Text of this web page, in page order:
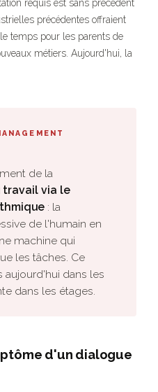
requis est sans précédent
précédentes offraient
temps pour les parents de
métiers. Aujourd'hui, la
de la
travail via le
: la
de l'humain en
machine qui
les tâches. Ce
dans les
dans les étages.
d'un dialogue